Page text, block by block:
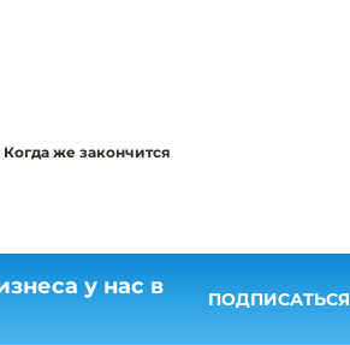
же закончится
у нас в
ПОДПИСАТЬСЯ